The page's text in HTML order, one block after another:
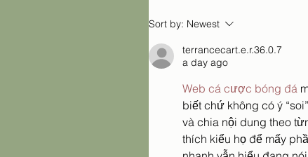
Sort by: Newest
terrancecart.e.r.36.0.7
a day ago
Web cá cược bóng đá
biết chứ không có ý
và chia nội dung theo
thích kiểu họ để mấy